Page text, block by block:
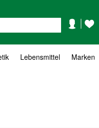
Konto
Lebensmittel Marken